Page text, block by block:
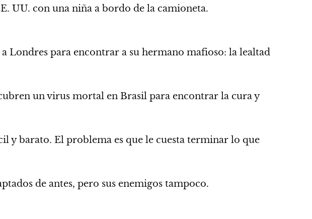
UU. con una niña a bordo de la camioneta.
Londres para encontrar a su hermano mafioso: la lealtad
un virus mortal en Brasil para encontrar la cura y
y barato. El problema es que le cuesta terminar lo que
de antes, pero sus enemigos tampoco.